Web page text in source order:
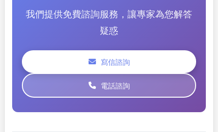
我們提供免費諮詢服務，讓專家為您解答
疑惑
寫信諮詢
電話諮詢